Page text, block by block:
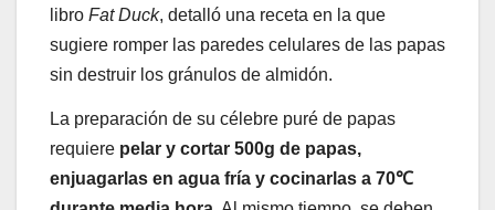
libro Fat Duck, detalló una receta en la que
sugiere romper las paredes celulares de las papas
sin destruir los gránulos de almidón.
La preparación de su célebre puré de papas
requiere pelar y cortar 500g de papas,
enjuagarlas en agua fría y cocinarlas a 70℃